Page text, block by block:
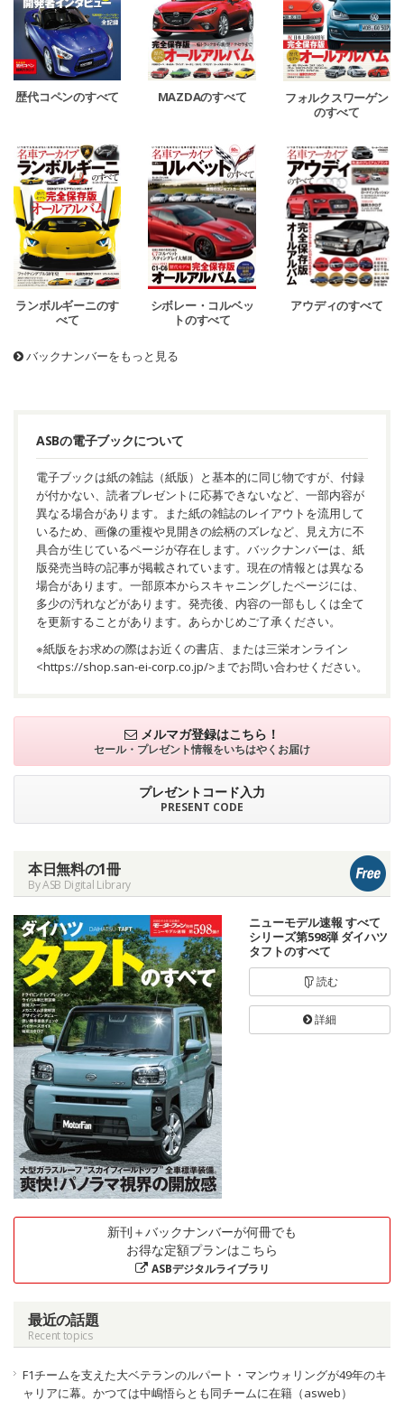
歴代コペンのすべて MAZDAのすべて
フォルクスワーゲン
のすべて
ランボルギーニのす
べて
シボレー・コルベッ
トのすべて
アウディのすべて
バックナンバーをもっと見る
ASBの電子ブックについて
電子ブックは紙の雑誌（紙版）と基本的に同じ物ですが、付録
が付かない、読者プレゼントに応募できないなど、一部内容が
異なる場合があります。また紙の雑誌のレイアウトを流用して
いるため、画像の重複や見開きの絵柄のズレなど、見え方に不
具合が生じているページが存在します。バックナンバーは、紙
版発売当時の記事が掲載されています。現在の情報とは異なる
場合があります。一部原本からスキャニングしたページには、
多少の汚れなどがあります。発売後、内容の一部もしくは全て
を更新することがあります。あらかじめご了承ください。
※紙版をお求めの際はお近くの書店、または三栄オンライン
<https://shop.san-ei-corp.co.jp/>までお問い合わせください。
メルマガ登録はこちら！
セール・プレゼント情報をいちはやくお届け
プレゼントコード入力
PRESENT CODE
本日無料の1冊
By ASB Digital Library
ニューモデル速報 すべて
シリーズ第598弾 ダイハツ
タフトのすべて
読む
詳細
新刊＋バックナンバーが何冊でも
お得な定額プランはこちら
ASBデジタルライブラリ
最近の話題
Recent topics
F1チームを支えた大ベテランのルパート・マンウォリングが49年のキ
ャリアに幕。かつては中嶋悟らとも同チームに在籍（asweb）